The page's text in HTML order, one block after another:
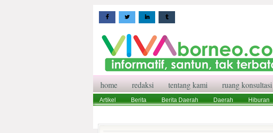
home redaksi tentang kami ruang konsultasi
Artikel Berita Berita Daerah Daerah Hiburan